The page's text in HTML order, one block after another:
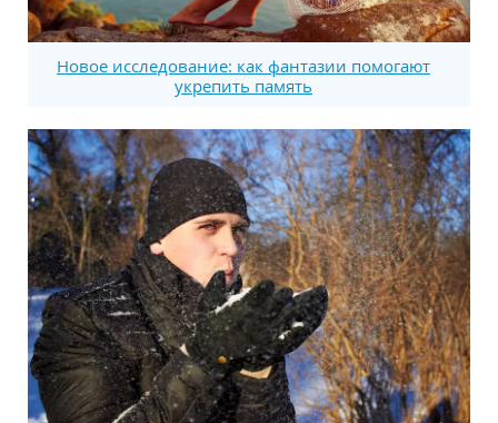
Новое исследование: как фантазии помогают
укрепить память